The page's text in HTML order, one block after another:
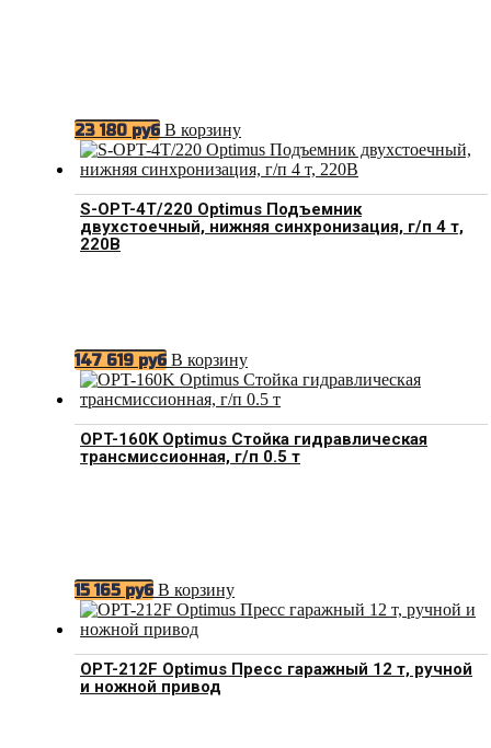
23 180 руб В корзину
S-OPT-4T/220 Optimus Подъемник
двухстоечный, нижняя синхронизация, г/п 4 т,
220В
147 619 руб В корзину
OPT-160K Optimus Стойка гидравлическая
трансмиссионная, г/п 0.5 т
15 165 руб В корзину
OPT-212F Optimus Пресс гаражный 12 т, ручной
и ножной привод